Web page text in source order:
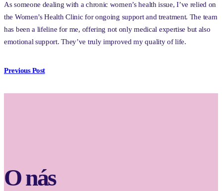
As someone dealing with a chronic women’s health issue, I’ve relied on
the Women’s Health Clinic for ongoing support and treatment. The team
has been a lifeline for me, offering not only medical expertise but also
emotional support. They’ve truly improved my quality of life.
Previous Post
O nás